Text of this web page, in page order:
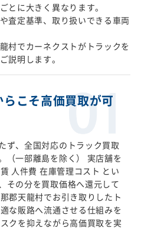
とに大きく異なります。
査定基準、取り扱いできる車両
村でカーネクストがトラックを
説明します。
こそ高価買取が可
ず、全国対応のトラック買取
（一部離島を除く） 実店舗を
人件費 在庫管理コスト とい
その分を買取価格へ還元して
郡天龍村でお引き取りしたト
な販路へ流通させる仕組みを
クを抑えながら高価買取を実